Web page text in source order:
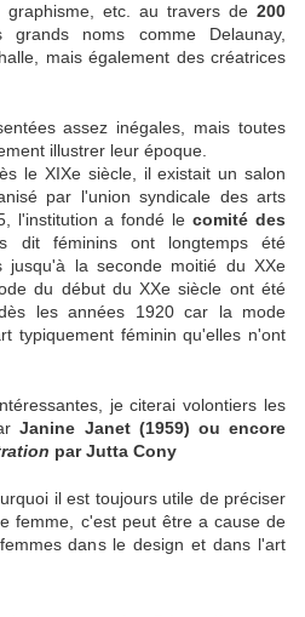
etc. au travers de 200
noms comme Delaunay,
mais également des créatrices
assez inégales, mais toutes
illustrer leur époque.
le XIXe siècle, il existait un salon
par l'union syndicale des arts
l'institution a fondé lecomité des
dit féminins ont longtemps été
jusqu'à la seconde moitié du XXe
du début du XXe siècle ont été
les années 1920 car la mode
typiquement féminin qu'elles n'ont
je citerai volontiers les
Janine Janet (1959) ou encore
par Jutta Cony
il est toujours utile de préciser
femme, c'est peut être a cause de
dans le design et dans l'art